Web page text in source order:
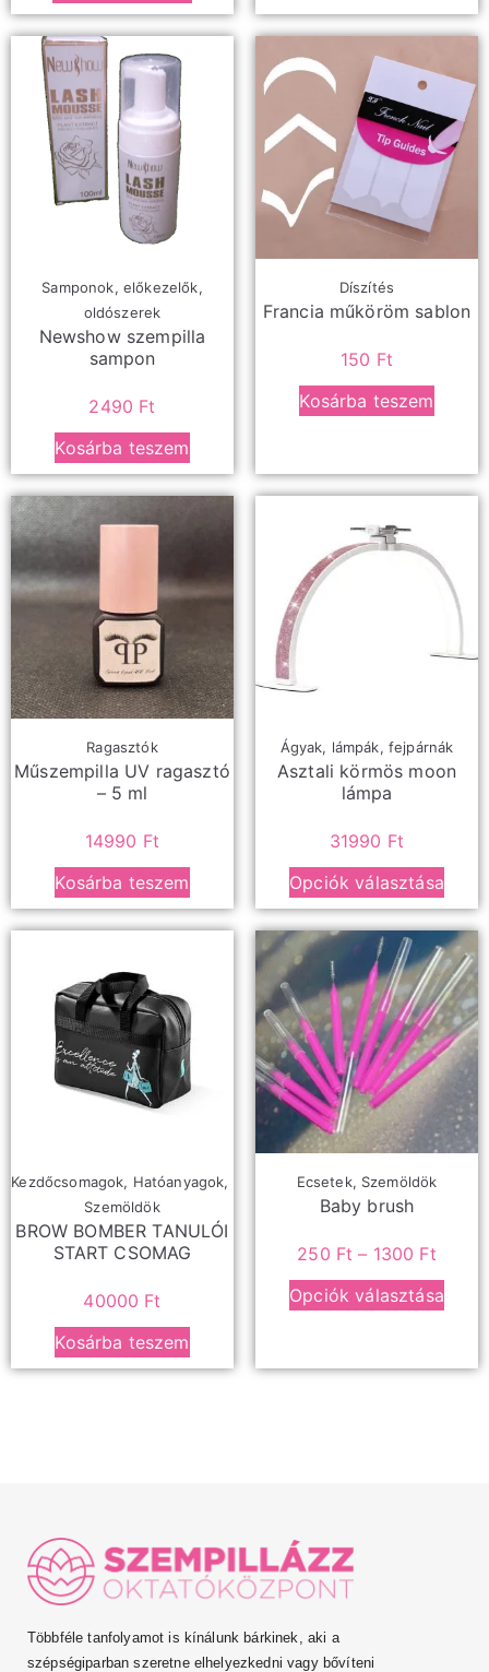
Samponok, előkezelők,
oldószerek
Newshow szempilla
sampon
2490 Ft
Kosárba teszem
Díszítés
Francia műköröm sablon
150 Ft
Kosárba teszem
Ragasztók
Műszempilla UV ragasztó
– 5 ml
14990 Ft
Kosárba teszem
Ágyak, lámpák, fejpárnák
Asztali körmös moon
lámpa
31990 Ft
Opciók választása
Kezdőcsomagok, Hatóanyagok,
Szemöldök
BROW BOMBER TANULÓI
START CSOMAG
40000 Ft
Kosárba teszem
Ecsetek, Szemöldök
Baby brush
250 Ft – 1300 Ft
Opciók választása
Többféle tanfolyamot is kínálunk bárkinek, aki a
szépségiparban szeretne elhelyezkedni vagy bővíteni